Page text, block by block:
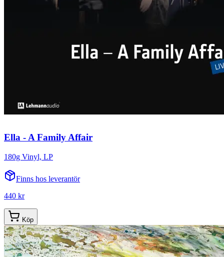
Ella - A Family Affair
180g Vinyl, LP
Finns hos leverantör
440 kr
Köp